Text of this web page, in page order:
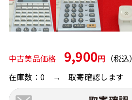
中古美品価格 9,900円 （税込）
在庫数：0 → 取寄確認します